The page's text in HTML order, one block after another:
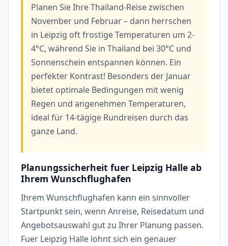
Planen Sie Ihre Thailand-Reise zwischen
November und Februar – dann herrschen
in Leipzig oft frostige Temperaturen um 2-
4°C, während Sie in Thailand bei 30°C und
Sonnenschein entspannen können. Ein
perfekter Kontrast! Besonders der Januar
bietet optimale Bedingungen mit wenig
Regen und angenehmen Temperaturen,
ideal für 14-tägige Rundreisen durch das
ganze Land.
Planungssicherheit fuer Leipzig Halle ab
Ihrem Wunschflughafen
Ihrem Wunschflughafen kann ein sinnvoller
Startpunkt sein, wenn Anreise, Reisedatum und
Angebotsauswahl gut zu Ihrer Planung passen.
Fuer Leipzig Halle lohnt sich ein genauer